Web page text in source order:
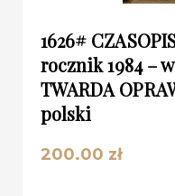
1626#
rocznik 1984 –
TWARDA
polski
200.00 zł